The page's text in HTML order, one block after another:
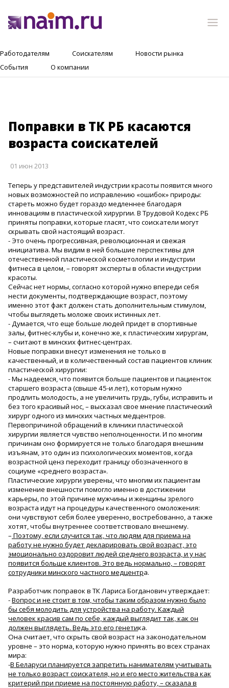
Работодателям Соискателям
Новости рынка
События
О компании
Поправки в ТК РБ касаются
возраста соискателей
01 июн 2013
Теперь у представителей индустрии красоты появится много
новых возможностей по исправлению «ошибок» природы:
стареть можно будет гораздо медленнее благодаря
инновациям в пластической хирургии. В Трудовой Кодекс РБ
приняты поправки, которые гласят, что соискатели могут
скрывать свой настоящий возраст.
- Это очень прогрессивная, революционная и свежая
инициатива. Мы видим в ней большие перспективы для
отечественной пластической косметологии и индустрии
фитнеса в целом, – говорят эксперты в области индустрии
красоты.
Сейчас нет нормы, согласно которой нужно впереди себя
нести документы, подтверждающие возраст, поэтому
именно этот факт должен стать дополнительным стимулом,
чтобы выглядеть моложе своих истинных лет.
- Думается, что еще больше людей придет в спортивные
залы, фитнес-клубы и, конечно же, к пластическим хирургам,
– считают в минских фитнес-центрах.
Новые поправки внесут изменения не только в
качественный, и в количественный состав пациентов клиник
пластической хирургии:
- Мы надеемся, что появится больше пациентов и пациенток
старшего возраста (свыше 45-и лет), которым нужно
продлить молодость, а не увеличить грудь, губы, исправить и
без того красивый нос, – высказал свое мнение пластический
хирург одного из минских частных медцентров.
Первопричиной обращений в клиники пластической
хирургии является чувство неполноценности. И по многим
причинам оно формируется не только благодаря внешним
изъянам, это один из психологических моментов, когда
возрастной ценз переходит границу обозначенного в
социуме «среднего возраста».
Пластические хирурги уверены, что многим их пациентам
изменение внешности помогло именно в достижении
карьеры, по этой причине мужчины и женщины зрелого
возраста идут на процедуры качественного омоложения:
они чувствуют себя более уверенно, востребованно, а также
хотят, чтобы внутреннее соответствовало внешнему.
– Поэтому, если случится так, что людям для приема на
работу не нужно будет декларировать свой возраст, это
эмоционально оздоровит людей среднего возраста, и у нас
появится больше клиентов. Это ведь нормально, – говорят
сотрудники минского частного медцентра.
Разработчик поправок в ТК Лариса Богданович утверждает:
-Вопрос и не стоит в том, чтобы таким образом нужно было
бы себя молодить для устройства на работу. Каждый
человек красив сам по себе, каждый выглядит так, как он
должен выглядеть. Ведь это его генетика.
Она считает, что скрыть свой возраст на законодательном
уровне – это норма, которую нужно принять во всех странах
мира:
-В Беларуси планируется запретить нанимателям учитывать
не только возраст соискателя, но и его место жительства как
критерий при приеме на постоянную работу, – сказала в